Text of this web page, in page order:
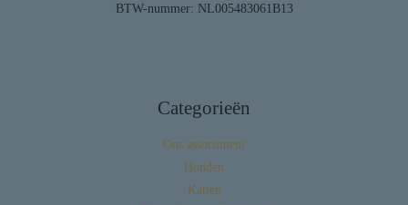
BTW-nummer: NL005483061B13
Categorieën
Ons assortiment
Honden
Katten